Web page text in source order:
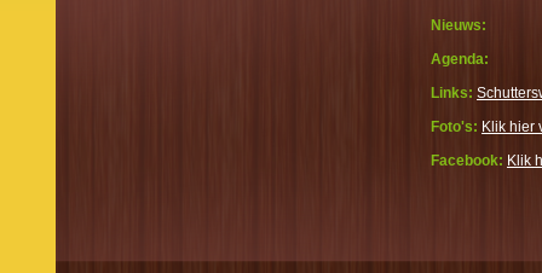
Nieuws:
Agenda:
Links:
Foto's: Klik hier
Facebook: Klik